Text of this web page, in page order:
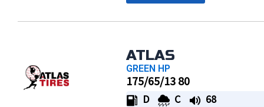
ATLAS
GREEN HP
175/65/13 80
D C 68